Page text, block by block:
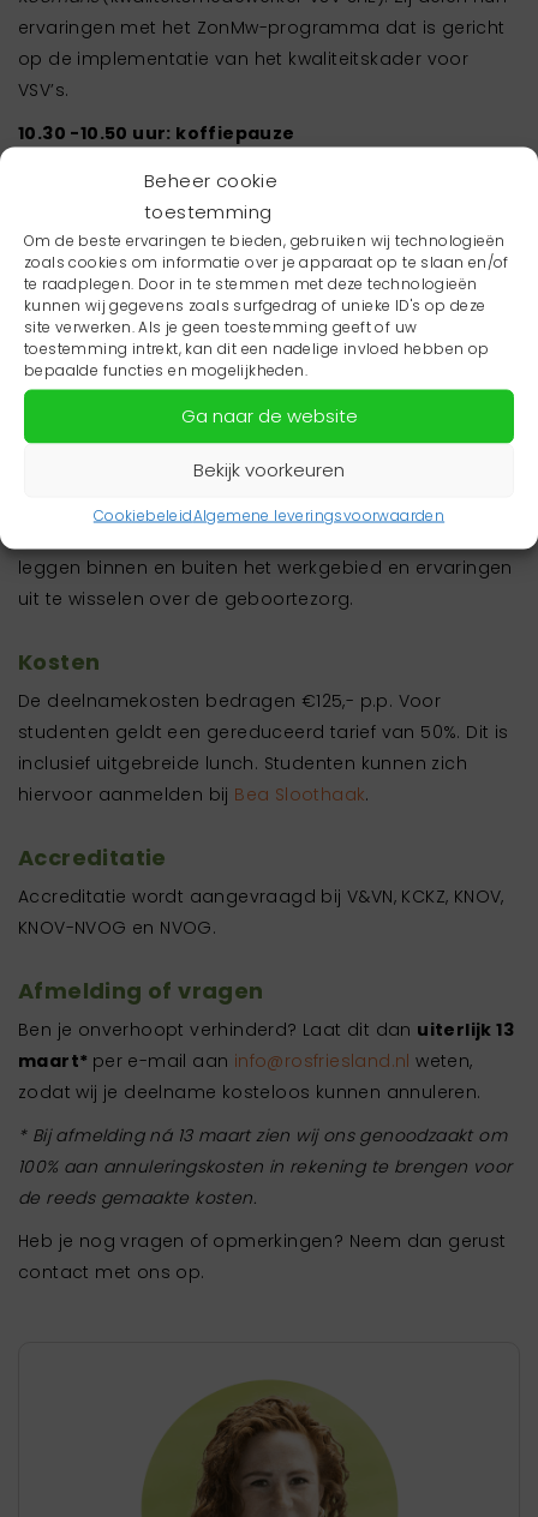
Beheer cookie
toestemming
Om de beste ervaringen te bieden, gebruiken wij technologieën
zoals cookies om informatie over je apparaat op te slaan en/of
te raadplegen. Door in te stemmen met deze technologieën
kunnen wij gegevens zoals surfgedrag of unieke ID's op deze
site verwerken. Als je geen toestemming geeft of uw
toestemming intrekt, kan dit een nadelige invloed hebben op
bepaalde functies en mogelijkheden.
Ga naar de website
Bekijk voorkeuren
CookiebeleidAlgemene leveringsvoorwaarden
ervaringen met het ZonMw-programma dat is gericht
op de implementatie van het kwaliteitskader voor
VSV’s.
10.30 -10.50 uur: koffiepauze
10:55 -11:55: workshopronde 1
In deze ronde kun je kiezen uit vijf workshops, die
onderaan de pagina worden toegelicht.
11:55 – 12:55: netwerklunch
13:00 -14:00 uur: workshopronde 2
In deze ronde kun je kiezen uit vijf workshops, die
onderaan de pagina worden toegelicht.
14:00 -14:15: plenaire afronding
14:15 -15:00 uur: gelegenheid tot napraten
Onder het genot van een kop koffie of thee is er
leggen binnen en buiten het werkgebied en ervaringen
uit te wisselen over de geboortezorg.
Kosten
De deelnamekosten bedragen €125,- p.p. Voor
studenten geldt een gereduceerd tarief van 50%. Dit is
inclusief uitgebreide lunch. Studenten kunnen zich
hiervoor aanmelden bij Bea Sloothaak.
Accreditatie
Accreditatie wordt aangevraagd bijV&VN, KCKZ, KNOV,
KNOV-NVOG en NVOG.
Afmelding of vragen
Ben je onverhoopt verhinderd? Laat dit dan uiterlijk13
maart* per e-mail aan info@rosfriesland.nl weten,
zodat wij je deelname kosteloos kunnen annuleren.
* Bij afmelding ná 13 maart zien wij ons genoodzaakt om
100% aan annuleringskosten in rekening te brengen voor
de reeds gemaakte kosten.
Heb je nog vragen of opmerkingen? Neem dan gerust
contact met ons op.